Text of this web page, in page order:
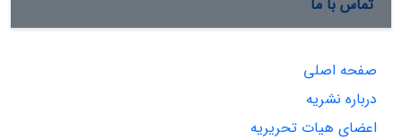
تماس با ما
صفحه اصلی
درباره نشریه
اعضای هیات تحریریه